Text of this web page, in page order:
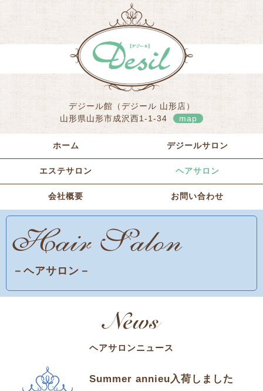
デジール館（デジール 山形店）
山形県山形市成沢西1-1-34
map
ホーム デジールサロン
エステサロン ヘアサロン
会社概要 お問い合わせ
－ヘアサロン－
ヘアサロンニュース
Summer annieu入荷しました